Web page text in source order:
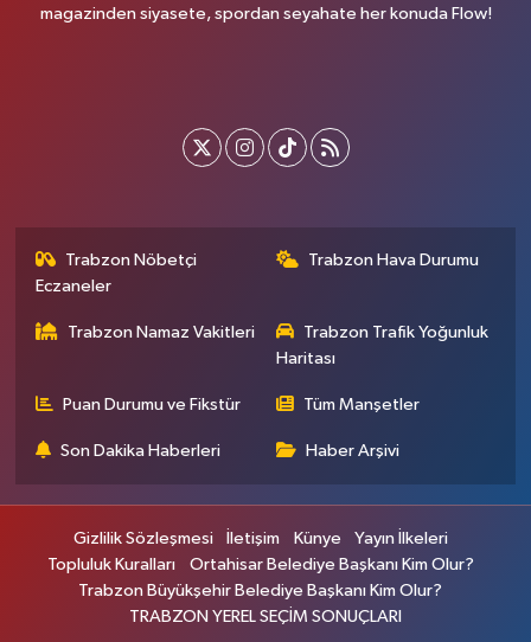
magazinden siyasete, spordan seyahate her konuda Flow!
Trabzon Nöbetçi
Eczaneler
Trabzon Hava Durumu
Trabzon Namaz Vakitleri
Trabzon Trafik Yoğunluk
Haritası
Puan Durumu ve Fikstür Tüm Manşetler
Son Dakika Haberleri Haber Arşivi
Gizlilik Sözleşmesi İletişim Künye
Yayın İlkeleri
Topluluk Kuralları
Ortahisar Belediye Başkanı Kim Olur?
Trabzon Büyükşehir Belediye Başkanı Kim Olur?
TRABZON YEREL SEÇİM SONUÇLARI